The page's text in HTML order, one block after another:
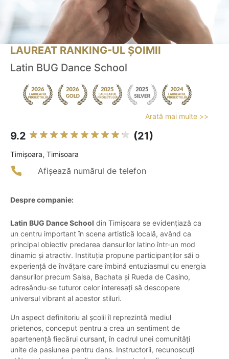
LAUREAT RANKING-UL ȘOIMII
Latin BUG Dance School
Arată mai multe >>
9.2 (21)
Timişoara, Timisoara
Afișează numărul de telefon
Despre companie:
Latin BUG Dance School din Timișoara se evidențiază ca
un centru important în scena artistică locală, având ca
principal obiectiv predarea dansurilor latino într-un mod
dinamic și atractiv. Instituția propune participanților săi o
experiență de învățare care îmbină entuziasmul cu energia
dansurilor precum Salsa, Bachata și Rueda de Casino,
adresându-se tuturor celor interesați să descopere
universul vibrant al acestor stiluri.
Un aspect definitoriu al școlii îl reprezintă mediul
prietenos, conceput pentru a crea un sentiment de
apartenență fiecărui cursant, în cadrul unei comunități
unite de pasiunea pentru dans. Instructorii, recunoscuți